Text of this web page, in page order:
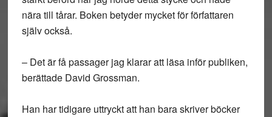
nära till tårar. Boken betyder mycket för författaren
själv också.
– Det är få passager jag klarar att läsa inför publiken,
berättade David Grossman.
Han har tidigare uttryckt att han bara skriver böcker